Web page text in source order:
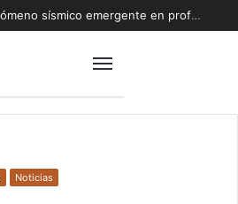
Detección de un fenómeno sísmico emergente en profundidad con riesgos diferentes a los conocidos paraliza Andes Norte
Noticias